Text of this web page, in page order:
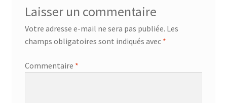
Laisser un commentaire
Votre adresse e-mail ne sera pas publiée. Les
champs obligatoires sont indiqués avec *
Commentaire *